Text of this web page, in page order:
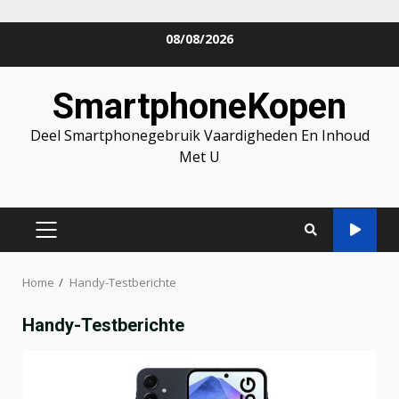
08/08/2026
SmartphoneKopen
Deel Smartphonegebruik Vaardigheden En Inhoud
Met U
PRIMARY
Home Handy-Testberichte
Handy-Testberichte